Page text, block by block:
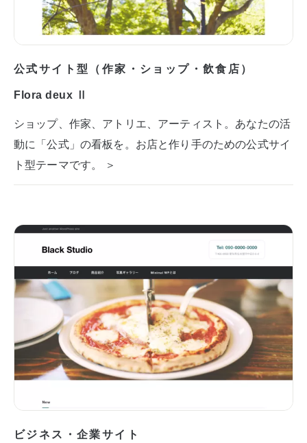
公式サイト型（作家・ショップ・飲食店）
Flora deux Ⅱ
ショップ、作家、アトリエ、アーティスト。あなたの活
動に「公式」の看板を。お店と作り手のための公式サイ
ト型テーマです。 ＞
ビジネス・企業サイト